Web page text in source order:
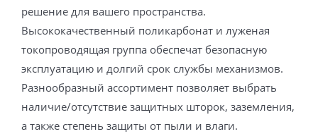
решение для вашего пространства.
Высококачественный поликарбонат и луженая
токопроводящая группа обеспечат безопасную
эксплуатацию и долгий срок службы механизмов.
Разнообразный ассортимент позволяет выбрать
наличие/отсутствие защитных шторок, заземления,
а также степень защиты от пыли и влаги.